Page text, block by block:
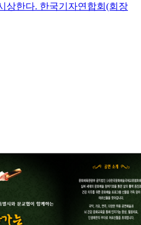
상한다. 한국기자연합회(회장